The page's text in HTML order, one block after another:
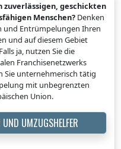
zuverlässigen, geschickten
Menschen? Denken
und Entrümpelungen Ihren
und auf diesem Gebiet
ja, nutzen Sie die
Franchisenetzwerks
Sie unternehmerisch tätig
mit unbegrenzten
Union.
UMZUGSHELFER